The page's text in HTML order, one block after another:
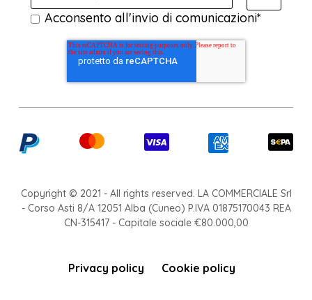
Acconsento all'invio di comunicazioni*
Privacy policy Cookie policy
Copyright © 2021 - All rights reserved. LA COMMERCIALE Srl
- Corso Asti 8/A 12051 Alba (Cuneo) P.IVA 01875170043 REA
CN-315417 - Capitale sociale €80.000,00